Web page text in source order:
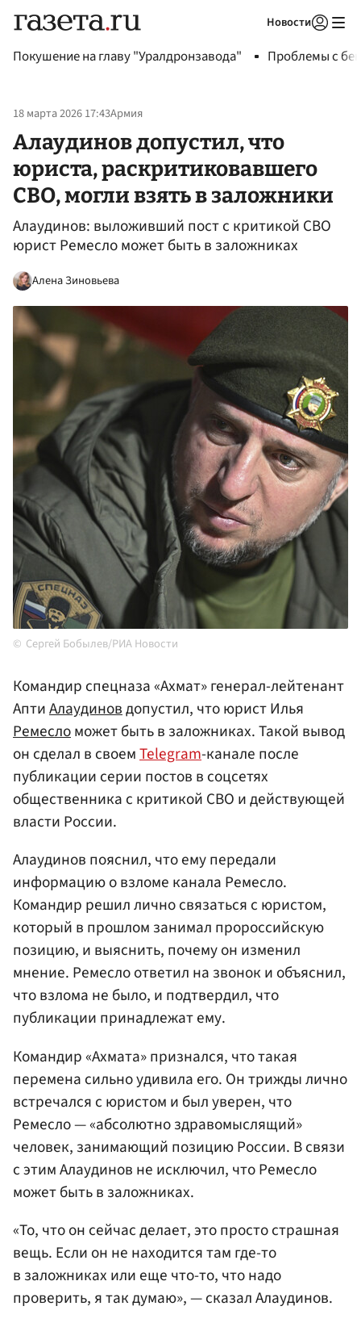
Новости
Покушение на главу "Уралдронзавода" Проблемы с
18 марта 2026 17:43Армия
Алаудинов допустил, что
юриста, раскритиковавшего
СВО, могли взять в заложники
Алаудинов: выложивший пост с критикой СВО
юрист Ремесло может быть в заложниках
Алена Зиновьева
Сергей Бобылев/РИА Новости
Командир спецназа «Ахмат» генерал-лейтенант
АптиАлаудиновдопустил, что юрист Илья
Ремесломожет быть в заложниках. Такой вывод
он сделал в своемTelegram-канале после
публикации серии постов в соцсетях
общественника с критикой СВО и действующей
власти России.
Алаудинов пояснил, что ему передали
информацию о взломе канала Ремесло.
Командир решил лично связаться с юристом,
который в прошлом занимал пророссийскую
позицию, и выяснить, почему он изменил
мнение. Ремесло ответил на звонок и объяснил,
что взлома не было, и подтвердил, что
публикации принадлежат ему.
Командир «Ахмата» признался, что такая
перемена сильно удивила его. Он трижды лично
встречался с юристом и был уверен, что
Ремесло — «абсолютно здравомыслящий»
человек, занимающий позицию России. В связи
с этим Алаудинов не исключил, что Ремесло
может быть в заложниках.
«То, что он сейчас делает, это просто страшная
вещь. Если он не находится там где-то
в заложниках или еще что-то, что надо
проверить, я так думаю», — сказал Алаудинов.